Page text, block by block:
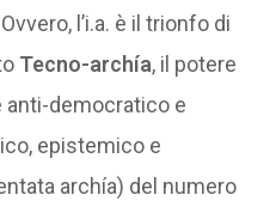
l’i.a. è il trionfo di
Tecno-archía, il potere
democratico e
epistemico e
archía) del numero